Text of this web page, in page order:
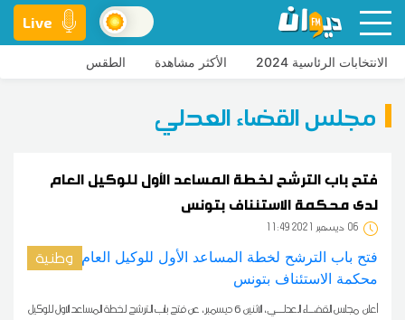
Live
الانتخابات الرئاسية 2024 الأكثر مشاهدة الطقس
مجلس القضاء العدلي
فتح باب الترشح لخطة المساعد الأول للوكيل العام
لدى محكمة الاستئناف بتونس
06 11:49 2021 ديسمبر
وطنية
أعلن مجلس القضــاء العدلــي، الاثنين 6 ديسمبر، عن فتح باب الترشح لخطة المساعد الاول للوكيل